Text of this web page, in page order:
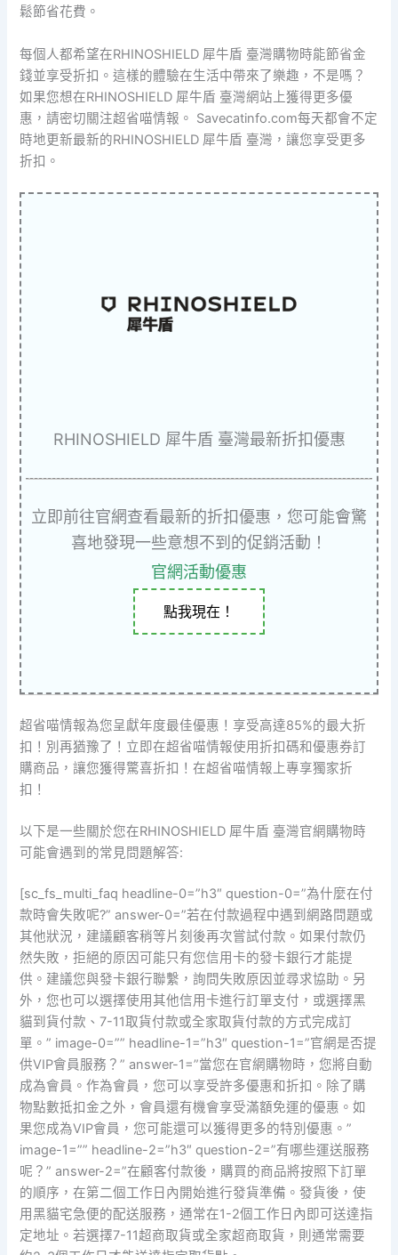
鬆節省花費。
每個人都希望在RHINOSHIELD 犀牛盾 臺灣購物時能節省金
錢並享受折扣。這樣的體驗在生活中帶來了樂趣，不是嗎？
如果您想在RHINOSHIELD 犀牛盾 臺灣網站上獲得更多優
惠，請密切關注超省喵情報。 Savecatinfo.com每天都會不定
時地更新最新的RHINOSHIELD 犀牛盾 臺灣，讓您享受更多
折扣。
RHINOSHIELD 犀牛盾 臺灣最新折扣優惠
立即前往官網查看最新的折扣優惠，您可能會驚
喜地發現一些意想不到的促銷活動！
官網活動優惠
點我現在！
超省喵情報為您呈獻年度最佳優惠！享受高達85%的最大折
扣！別再猶豫了！立即在超省喵情報使用折扣碼和優惠券訂
購商品，讓您獲得驚喜折扣！在超省喵情報上專享獨家折
扣！
以下是一些關於您在RHINOSHIELD 犀牛盾 臺灣官網購物時
可能會遇到的常見問題解答:
[sc_fs_multi_faq headline-0=”h3″ question-0=”為什麼在付
款時會失敗呢?” answer-0=”若在付款過程中遇到網路問題或
其他狀況，建議顧客稍等片刻後再次嘗試付款。如果付款仍
然失敗，拒絕的原因可能只有您信用卡的發卡銀行才能提
供。建議您與發卡銀行聯繫，詢問失敗原因並尋求協助。另
外，您也可以選擇使用其他信用卡進行訂單支付，或選擇黑
貓到貨付款、7-11取貨付款或全家取貨付款的方式完成訂
單。” image-0=”” headline-1=”h3″ question-1=”官網是否提
供VIP會員服務？” answer-1=”當您在官網購物時，您將自動
成為會員。作為會員，您可以享受許多優惠和折扣。除了購
物點數抵扣金之外，會員還有機會享受滿額免運的優惠。如
果您成為VIP會員，您可能還可以獲得更多的特別優惠。”
image-1=”” headline-2=”h3″ question-2=”有哪些運送服務
呢？” answer-2=”在顧客付款後，購買的商品將按照下訂單
的順序，在第二個工作日內開始進行發貨準備。發貨後，使
用黑貓宅急便的配送服務，通常在1-2個工作日內即可送達指
定地址。若選擇7-11超商取貨或全家超商取貨，則通常需要